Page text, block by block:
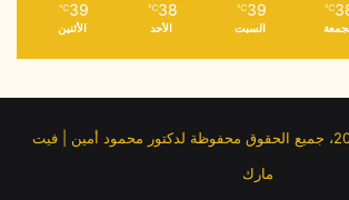
℃
39
℃
السبت
38
℃
الأحد
39
℃
الأثنين
© حقوق النشر 2026، جميع الحقوق محفوظة لدكتور محمود أمين | فيت
مارك